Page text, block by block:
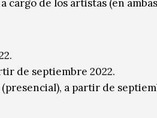
de los artistas (en
de septiembre 2022.
a partir de